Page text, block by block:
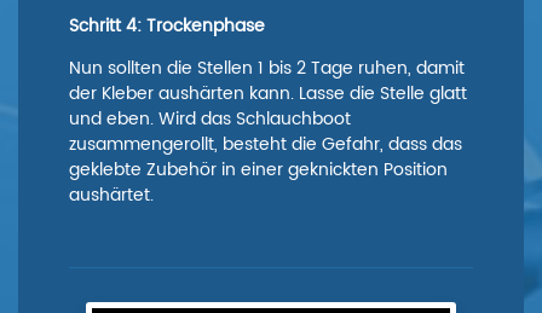
Schritt 4: Trockenphase
Nun sollten die Stellen 1 bis 2 Tage ruhen, damit
der Kleber aushärten kann. Lasse die Stelle glatt
und eben. Wird das Schlauchboot
zusammengerollt, besteht die Gefahr, dass das
geklebte Zubehör in einer geknickten Position
aushärtet.